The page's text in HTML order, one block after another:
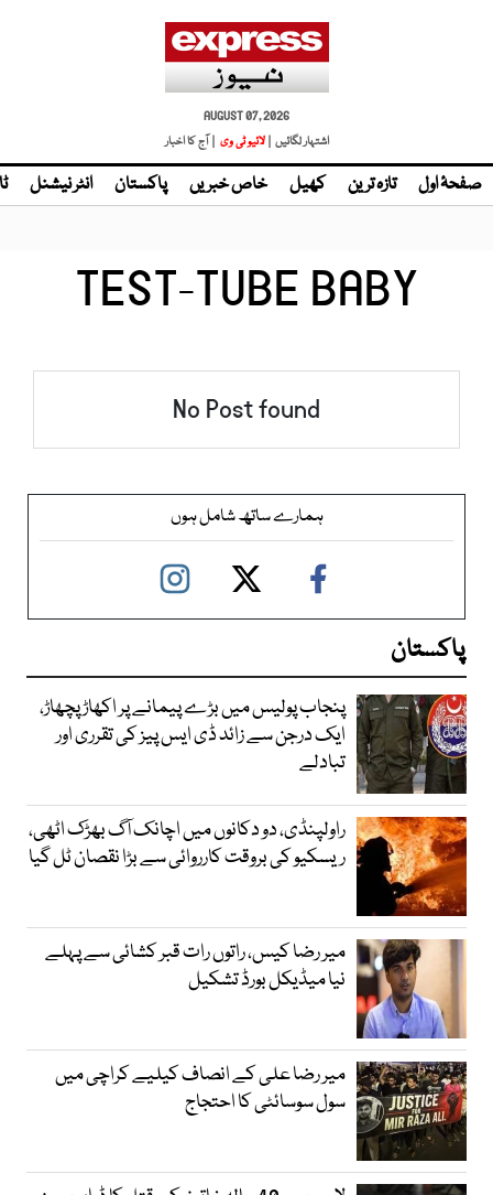
AUGUST 07, 2026
اشتہار لگائیں | لائیو ٹی وی | آج کا اخبار
صفحۂ اول تازہ ترین کھیل خاص خبریں پاکستان انٹر نیشنل
TEST-TUBE BABY
No Post found
ہمارے ساتھ شامل ہوں
پاکستان
پنجاب پولیس میں بڑے پیمانے پر اکھاڑ پچھاڑ،
ایک درجن سے زائد ڈی ایس پیز کی تقرری اور
تبادلے
راولپنڈی، دو دکانوں میں اچانک آگ بھڑک اٹھی،
ریسکیو کی بروقت کارروائی سے بڑا نقصان ٹل گیا
میر رضا کیس، راتوں رات قبر کشائی سے پہلے
نیا میڈیکل بورڈ تشکیل
میر رضا علی کے انصاف کیلیے کراچی میں
سول سوسائٹی کا احتجاج